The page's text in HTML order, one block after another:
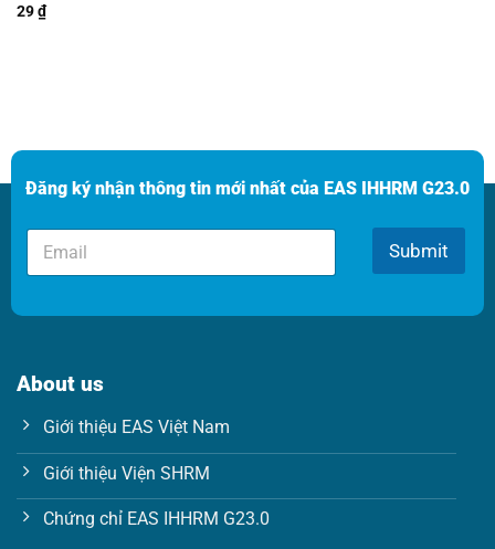
29₫
Đăng ký nhận thông tin mới nhất của EAS IHHRM G23.0
E
a
l
Submit
About us
Giới thiệu EAS Việt Nam
Giới thiệu Viện SHRM
Chứng chỉ EAS IHHRM G23.0